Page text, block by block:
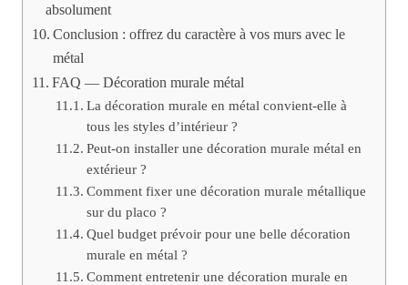
absolument
Conclusion : offrez du caractère à vos murs avec le
métal
FAQ — Décoration murale métal
La décoration murale en métal convient-elle à
tous les styles d’intérieur ?
Peut-on installer une décoration murale métal en
extérieur ?
Comment fixer une décoration murale métallique
sur du placo ?
Quel budget prévoir pour une belle décoration
murale en métal ?
Comment entretenir une décoration murale en